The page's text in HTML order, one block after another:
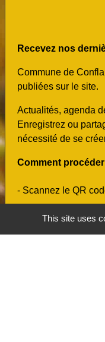
Recevez nos
Commune de
publiées sur le site.
Actualités, agenda
Enregistrez ou
nécessité de se
Comment
- Scannez le QR
- Géolocalisez-vous
This site uses